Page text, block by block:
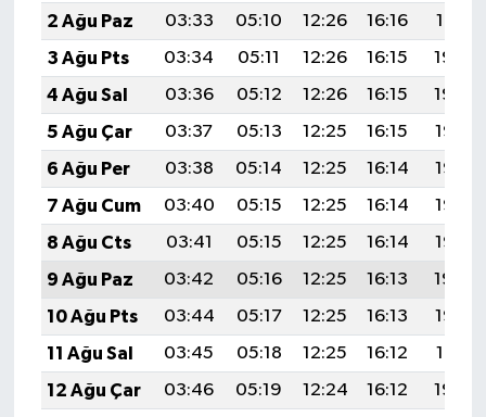
2 Ağu Paz
03:33 05:10 12:26 16:16
19:31
3 Ağu Pts
03:34 05:11 12:26 16:15
19:30
4 Ağu Sal
03:36 05:12 12:26 16:15
19:29
5 Ağu Çar
03:37 05:13 12:25 16:15
19:28
6 Ağu Per
03:38 05:14 12:25 16:14
19:27
7 Ağu Cum
03:40 05:15 12:25 16:14
19:26
8 Ağu Cts
03:41 05:15 12:25 16:14
19:25
9 Ağu Paz
03:42 05:16 12:25 16:13
19:24
10 Ağu Pts
03:44 05:17 12:25 16:13
19:22
11 Ağu Sal
03:45 05:18 12:25 16:12
19:21
12 Ağu Çar
03:46 05:19 12:24 16:12
19:20